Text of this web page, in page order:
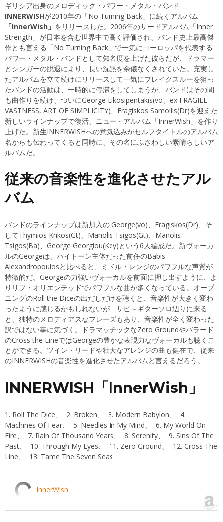
ギリシア出身のメロディック・パワー・メタル・バンド
INNERWISHが2010年の「No Turning Back」に続くアルバム
「InnerWish」 をリリースした。2006年のサードアルバム「Inner
Strength」が日本を含む世界中で高く評価され、バンド史上最高傑
作とも言える「No Turning Back」で一気にヨーロッパを代表する
パワー・メタル・バンドとして知名度を上げた彼らだが、ドラマー
とシンガーの脱退により、長い沈黙を余儀なくされていた。充実し
たアルバムを立て続けにリリースして一気にブレイクスルーを狙っ
たバンドの活動は、一時的に停滞をしてしまうが、バンドはその間
も曲作りを続け、ついにGeorge Eikosipentakis(vo、ex FRAGILE
VASTNESS, ART OF SIMPLICITY)、Fragiskos Samoilis(Dr)を迎えた
新しいラインナップで復活、ニュー・アルバム「InnerWish」を作り
上げた。新生INNERWISHへの意気込みがセルフタイトルのアルバム
名からも伝わってくると同時に、その名にふさわしい素晴らしいア
ルバムだ。
従来の音楽性を進化させたアル
バム
バンドのラインナップは新加入の George(vo)、Fragiskos(Dr)、そ
してThymios Krikos(Gt)、Manolis Tsigos(Gt)、Manolis
Tsigos(Ba)、George Georgiou(Key)という6人編成だ。新ヴォーカ
ルのGeorgeは、ハイトーン主体だった前任のBabis
Alexandropoulosと比べると、ミドル・レンジのパワフルな声質が
特徴的だ。Georgeの力強いヴォーカルを前面に押し出すように、よ
りリフ・オリエンテッドでパワフルな曲が多くなっている。オープ
ニングのRoll the Diceの出だしだけを聴くと、音楽性が大きく変わ
ったように感じるかもしれないが、サビ～ギターソロ辺りに来る
と、独特のメロディアスなフレーズもあり、音楽性が全く変わった
訳ではない事に気づく。ドラマッチックなZero Groundやバラード
のCross the LineではGeorgeの豊かな表現力なヴォーカルも聴くこ
とができる。ツイン・リードや壮大なアレンジの曲も健在で、従来
のINNERWISHの音楽性を進化させたアルバムと言えるだろう。
INNERWISH「InnerWish」
1. Roll The Dice、 2. Broken、 3. Modern Babylon、 4.
Machines Of Fear、 5. Needles In My Mind、 6. My World On
Fire、 7. Rain Of Thousand Years、 8. Serenity、 9. Sins Of The
Past、 10. Through My Eyes、 11. Zero Ground、 12. Cross The
Line、 13. Tame The Seven Seas
InnerWish